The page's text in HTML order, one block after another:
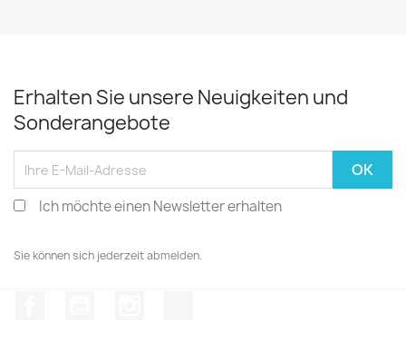
Erhalten Sie unsere Neuigkeiten und
Sonderangebote
Ich möchte einen Newsletter erhalten
Sie können sich jederzeit abmelden.